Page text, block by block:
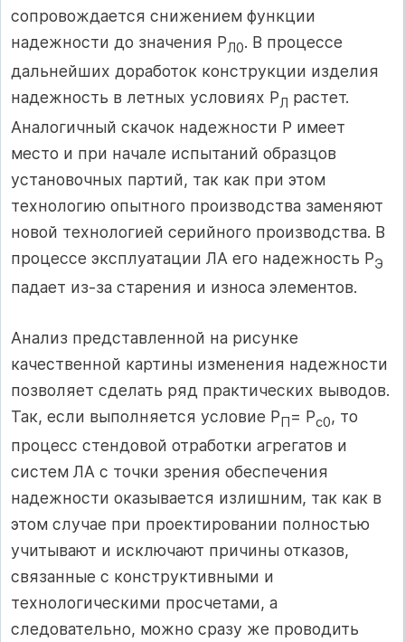
сопровождается снижением функции
надежности до значения PЛ0. В процессе
дальнейших доработок конструкции изделия
надежность в летных условиях PЛ растет.
Аналогичный скачок надежности P имеет
место и при начале испытаний образцов
установочных партий, так как при этом
технологию опытного производства заменяют
новой технологией серийного производства. В
процессе эксплуатации ЛА его надежность PЭ
падает из-за старения и износа элементов.
Анализ представленной на рисунке
качественной картины изменения надежности
позволяет сделать ряд практических выводов.
Так, если выполняется условие PП= Pс0, то
процесс стендовой отработки агрегатов и
систем ЛА с точки зрения обеспечения
надежности оказывается излишним, так как в
этом случае при проектировании полностью
учитывают и исключают причины отказов,
связанные с конструктивными и
технологическими просчетами, а
следовательно, можно сразу же проводить